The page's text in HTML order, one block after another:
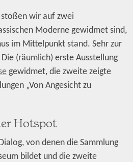
stoßen wir auf zwei
Moderne gewidmet sind,
im Mittelpunkt stand. Sehr zur
(räumlich) erste Ausstellung
gewidmet, die zweite zeigte
„Von Angesicht zu
Hotspot
von denen die Sammlung
bildet und die zweite